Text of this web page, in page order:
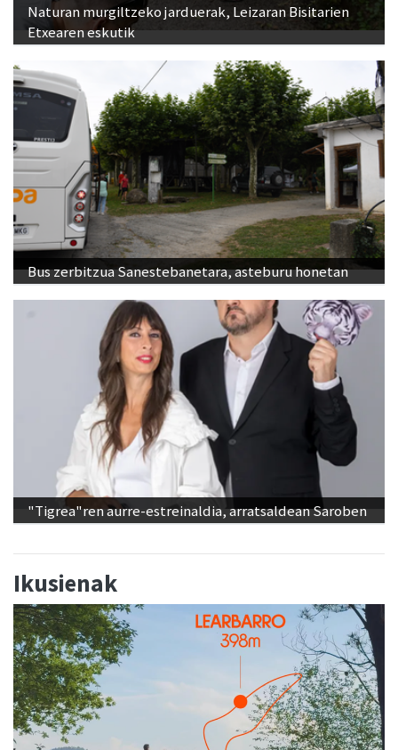
Naturan murgiltzeko jarduerak, Leizaran Bisitarien
Etxearen eskutik
Bus zerbitzua Sanestebanetara, asteburu honetan
"Tigrea"ren aurre-estreinaldia, arratsaldean Saroben
Ikusienak